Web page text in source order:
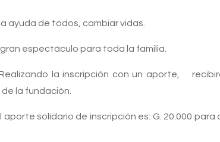
ayuda de todos, cambiar vidas.
espectáculo para toda la familia.
la inscripción con un aporte,
la fundación.
solidario de inscripción es: G. 20.000